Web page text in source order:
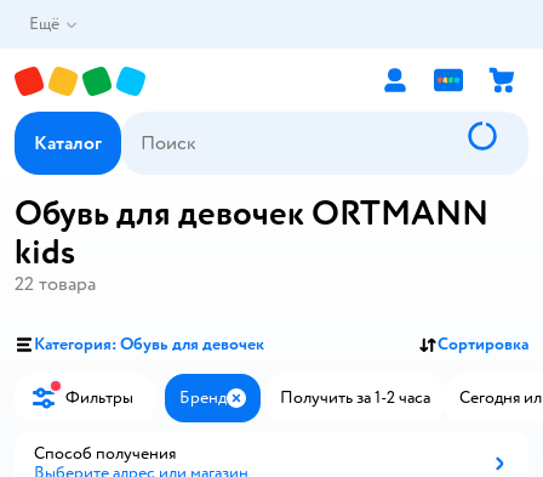
Ещё
Каталог
Обувь для девочек ORTMANN
kids
22 товара
Категория: Обувь для девочек Сортировка
Фильтры Бренд ЗакрытьПолучить за 1-2 часа Сегодня
Способ получения
Выберите адрес или магазин